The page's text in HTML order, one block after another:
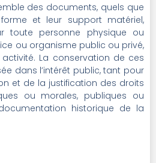
des documents, quels que
et leur support matériel,
toute personne physique ou
ou organisme public ou privé,
activité. La conservation de ces
dans l’intérêt public, tant pour
et de la justification des droits
ou morales, publiques ou
historique de la